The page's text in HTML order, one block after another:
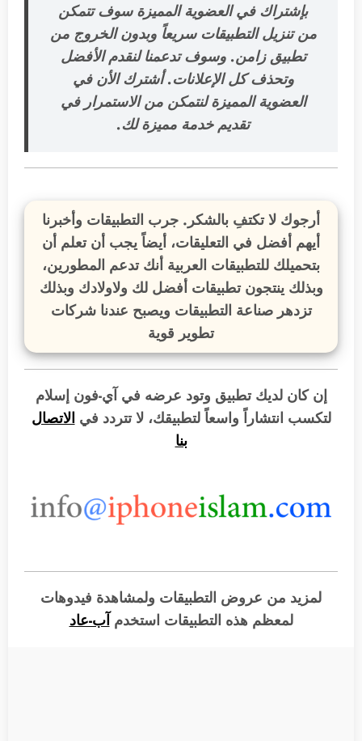
بإشتراك في العضوية المميزة سوف تتمكن
من تنزيل التطبيقات سريعاً وبدون الخروج من
تطبيق زامن. وسوف تدعمنا لنقدم الأفضل
وتحذف كل الإعلانات. أشترك الأن في
العضوية المميزةلنتمكن من الاستمرار في
تقديم خدمة مميزة لك.
أرجوك لا تكتفِ بالشكر. جرب التطبيقات وأخبرنا
أيهم أفضل في التعليقات، أيضاً يجب أن تعلم أن
بتحميلك للتطبيقات العربية أنك تدعم المطورين،
وبذلك ينتجون تطبيقات أفضل لك ولاولادك وبذلك
تزدهر صناعة التطبيقات ويصبح عندنا شركات
تطوير قوية
إن كان لديك تطبيق وتود عرضه في آي-فون إسلام
لتكسب انتشاراً واسعاً لتطبيقك، لا تتردد في الاتصال
بنا
لمزيد من عروض التطبيقات ولمشاهدة فيدوهات
لمعظم هذه التطبيقات استخدمآب-عاد